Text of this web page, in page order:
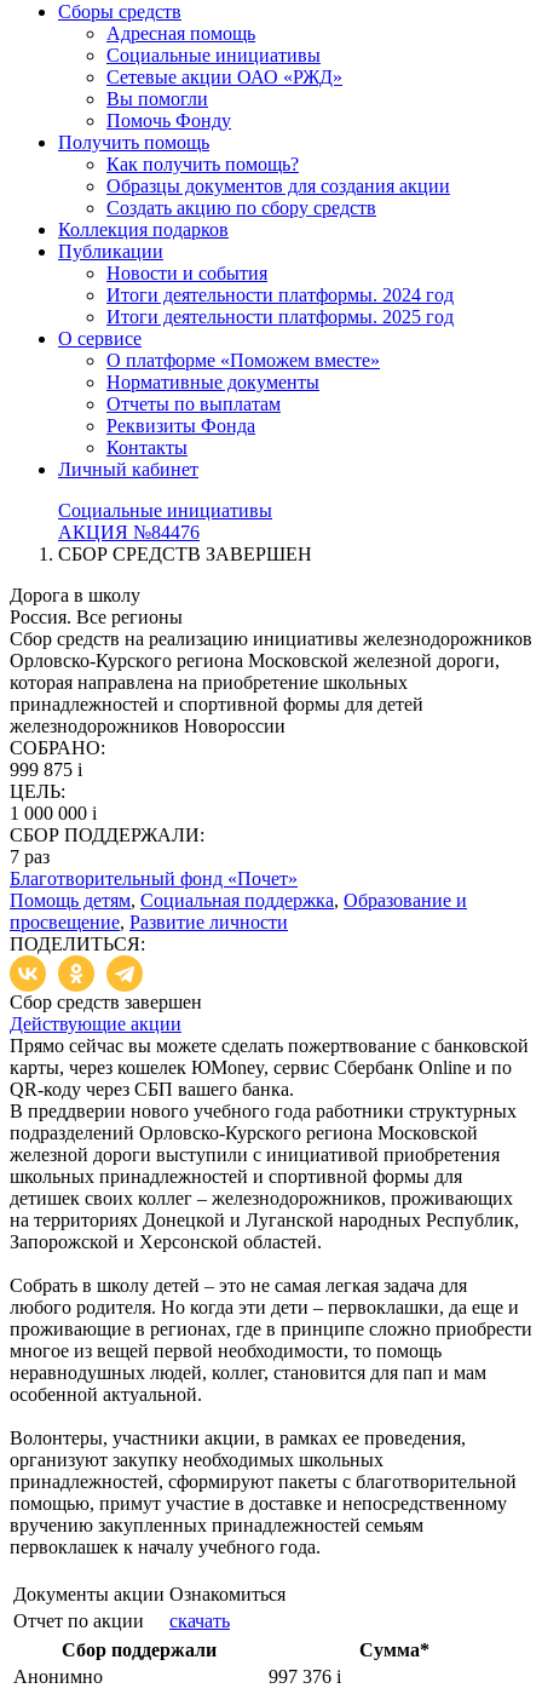
Сборы средств
Адресная помощь
Социальные инициативы
Сетевые акции ОАО «РЖД»
Вы помогли
Помочь Фонду
Получить помощь
Как получить помощь?
Образцы документов для создания акции
Создать акцию по сбору средств
Коллекция подарков
Публикации
Новости и события
Итоги деятельности платформы. 2024 год
Итоги деятельности платформы. 2025 год
О сервисе
О платформе «Поможем вместе»
Нормативные документы
Отчеты по выплатам
Реквизиты Фонда
Контакты
Личный кабинет
Социальные инициативы
АКЦИЯ №84476
СБОР СРЕДСТВ ЗАВЕРШЕН
Дорога в школу
Россия. Все регионы
Сбор средств на реализацию инициативы железнодорожников
Орловско-Курского региона Московской железной дороги,
которая направлена на приобретение школьных
принадлежностей и спортивной формы для детей
железнодорожников Новороссии
СОБРАНО:
999 875 i
ЦЕЛЬ:
1 000 000 i
СБОР ПОДДЕРЖАЛИ:
7 раз
Благотворительный фонд «Почет»
Помощь детям, Социальная поддержка, Образование и
просвещение, Развитие личности
ПОДЕЛИТЬСЯ:
Сбор средств завершен
Действующие акции
Прямо сейчас вы можете сделать пожертвование с банковской
карты, через кошелек ЮMoney, сервис Сбербанк Online и по
QR-коду через СБП вашего банка.
В преддверии нового учебного года работники структурных
подразделений Орловско-Курского региона Московской
железной дороги выступили с инициативой приобретения
школьных принадлежностей и спортивной формы для
детишек своих коллег – железнодорожников, проживающих
на территориях Донецкой и Луганской народных Республик,
Запорожской и Херсонской областей.
Собрать в школу детей – это не самая легкая задача для
любого родителя. Но когда эти дети – первоклашки, да еще и
проживающие в регионах, где в принципе сложно приобрести
многое из вещей первой необходимости, то помощь
неравнодушных людей, коллег, становится для пап и мам
особенной актуальной.
Волонтеры, участники акции, в рамках ее проведения,
организуют закупку необходимых школьных
принадлежностей, сформируют пакеты с благотворительной
помощью, примут участие в доставке и непосредственному
вручению закупленных принадлежностей семьям
первоклашек к началу учебного года.
Документы акции Ознакомиться
Отчет по акции
скачать
Сбор поддержали
Сумма*
Анонимно
997 376 i